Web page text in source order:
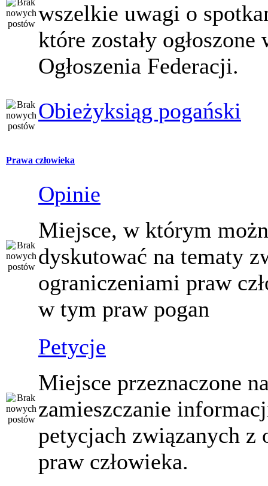
wszelkie uwagi o
które zostały ogłoszone
Ogłoszenia Federacji.
Obieżyksiąg pogański
Prawa człowieka
Opinie
Miejsce, w którym
dyskutować na tematy
ograniczeniami praw
w tym praw pogan
Petycje
Miejsce przeznaczone
zamieszczanie
petycjach związanych z
praw człowieka.